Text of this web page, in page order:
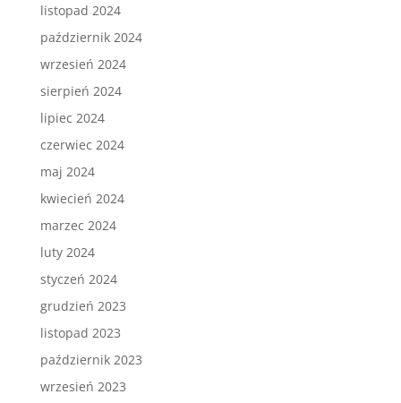
listopad 2024
październik 2024
wrzesień 2024
sierpień 2024
lipiec 2024
czerwiec 2024
maj 2024
kwiecień 2024
marzec 2024
luty 2024
styczeń 2024
grudzień 2023
listopad 2023
październik 2023
wrzesień 2023